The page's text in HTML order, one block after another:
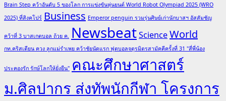
Brain Step คว้าอันดับ 5 ของโลก การแข่งขันหุ่นยนต์ World Robot Olympiad 2025 (WRO
2025) ที่สิงคโปร์ Business Emperor penguin รวมรุ่นศิษย์เก่านักบาสฯ อัสสัมชัญ
คว้าที่ 3 บาสเกตบอล ถ้วย ค. NewsbeatScienceWorld
กท.คริสเตียน ควง ลูกแม่รำเพย คว้าชัยนัดแรก ฟุตบอลจตุรมิตรสามัคคีครั้งที่ 31 "สี่พี่น้อง
ประคองรัก รักษ์โลกให้ยั่งยืน" คณะศึกษาศาสตร์
ม.ศิลปากร ส่งทัพนักกีฬา โครงการ